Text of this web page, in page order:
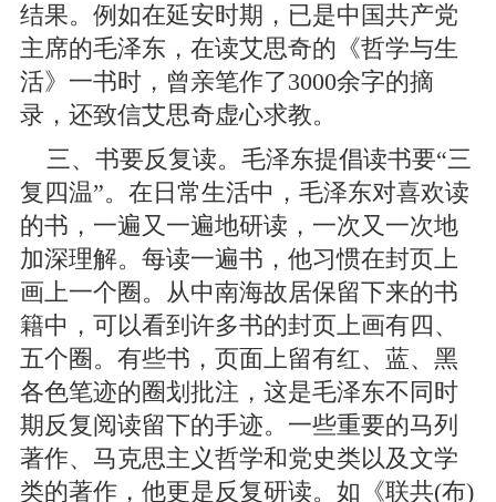
结果。例如在延安时期，已是中国共产党
主席的毛泽东，在读艾思奇的《哲学与生
活》一书时，曾亲笔作了3000余字的摘
录，还致信艾思奇虚心求教。
三、书要反复读。毛泽东提倡读书要“三
复四温”。在日常生活中，毛泽东对喜欢读
的书，一遍又一遍地研读，一次又一次地
加深理解。每读一遍书，他习惯在封页上
画上一个圈。从中南海故居保留下来的书
籍中，可以看到许多书的封页上画有四、
五个圈。有些书，页面上留有红、蓝、黑
各色笔迹的圈划批注，这是毛泽东不同时
期反复阅读留下的手迹。一些重要的马列
著作、马克思主义哲学和党史类以及文学
类的著作，他更是反复研读。如《联共(布)